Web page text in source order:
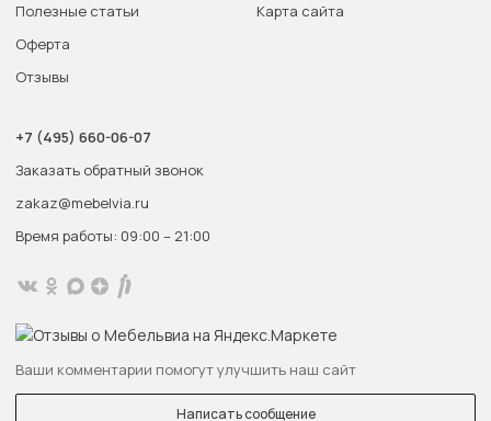
Полезные статьи
Оферта
Отзывы
Карта сайта
+7 (495) 660-06-07
Заказать обратный звонок
zakaz@mebelvia.ru
Время работы: 09:00 – 21:00
Ваши комментарии помогут улучшить наш сайт
Написать сообщение